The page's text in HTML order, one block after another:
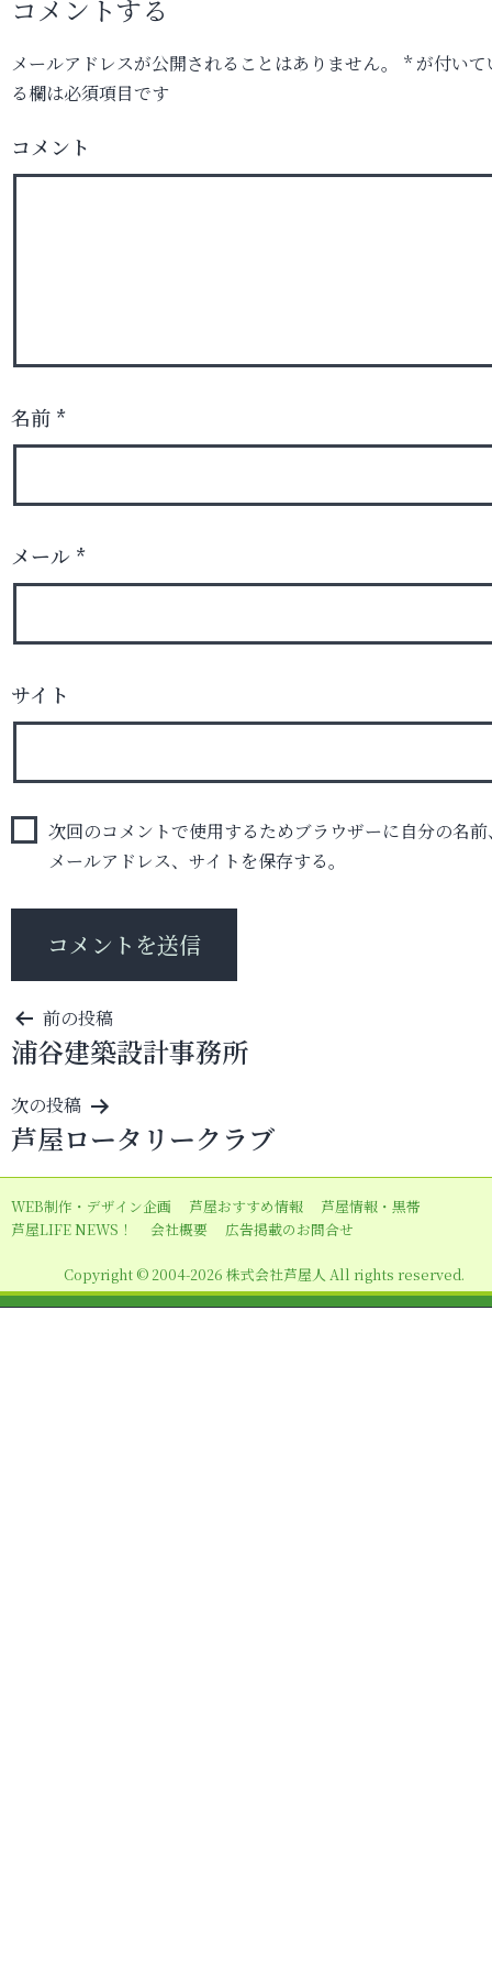
コメントする
メールアドレスが公開されることはありません。 *が付いて
る欄は必須項目です
コメント
名前 *
メール *
サイト
次回のコメントで使用するためブラウザーに自分の名前
メールアドレス、サイトを保存する。
投
稿
ナ
ビ
ゲ
ー
シ
ン
前の投稿
浦谷建築設計事務所
次の投稿
芦屋ロータリークラブ
WEB制作・デザイン企画 芦屋おすすめ情報
芦屋情報・黒帯
芦屋LIFE NEWS！
会社概要 広告掲載のお問合せ
Copyright © 2004-2026 株式会社芦屋人 All rights reserved.